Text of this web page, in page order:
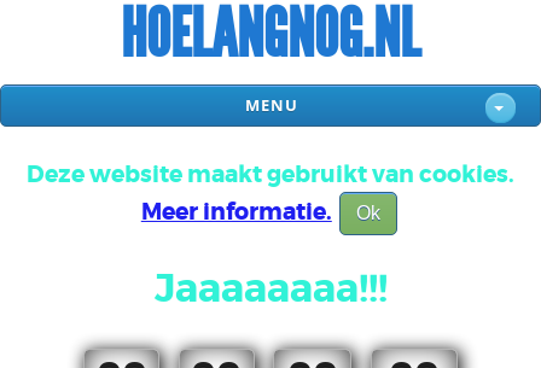
HOELANGNOG.NL
MENU
Deze website maakt gebruikt van cookies.
Meer informatie.
Ok
Jaaaaaaaa!!!